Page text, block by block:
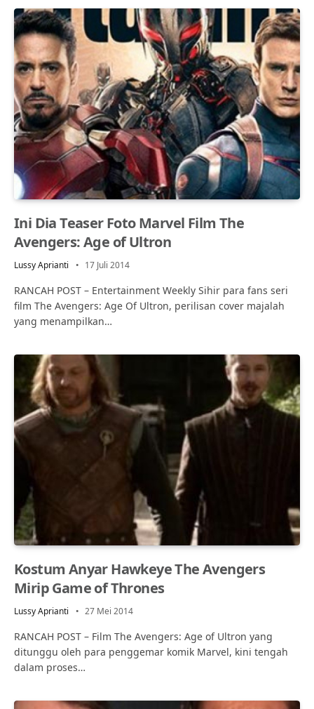
Ini Dia Teaser Foto Marvel Film The
Avengers: Age of Ultron
Lussy Aprianti 17 Juli 2014
RANCAH POST – Entertainment Weekly Sihir para fans seri
film The Avengers: Age Of Ultron, perilisan cover majalah
yang menampilkan…
Kostum Anyar Hawkeye The Avengers
Mirip Game of Thrones
Lussy Aprianti 27 Mei 2014
RANCAH POST – Film The Avengers: Age of Ultron yang
ditunggu oleh para penggemar komik Marvel, kini tengah
dalam proses…